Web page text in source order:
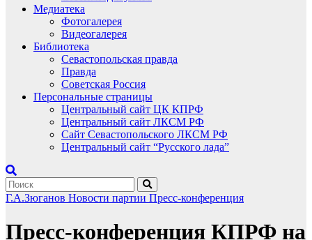
Медиатека
Фотогалерея
Видеогалерея
Библиотека
Севастопольская правда
Правда
Советская Россия
Персональные страницы
Центральный сайт ЦК КПРФ
Центральный сайт ЛКСМ РФ
Сайт Севастопольского ЛКСМ РФ
Центральный сайт “Русского лада”
Г.А.Зюганов Новости партии Пресс-конференция
Пресс-конференция КПРФ на